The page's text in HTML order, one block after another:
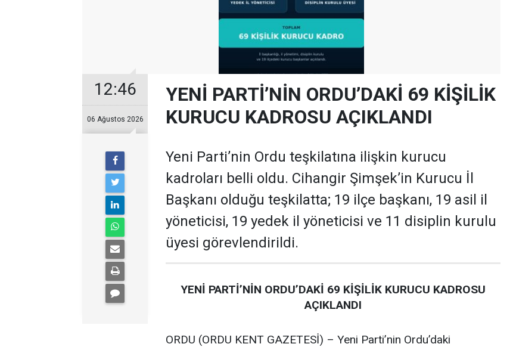
12:46
06 Ağustos 2026
YENİ PARTİ’NİN ORDU’DAKİ 69 KİŞİLİK
KURUCU KADROSU AÇIKLANDI
Yeni Parti’nin Ordu teşkilatına ilişkin kurucu
kadroları belli oldu. Cihangir Şimşek’in Kurucu İl
Başkanı olduğu teşkilatta; 19 ilçe başkanı, 19 asil il
yöneticisi, 19 yedek il yöneticisi ve 11 disiplin kurulu
üyesi görevlendirildi.
YENİ PARTİ’NİN ORDU’DAKİ 69 KİŞİLİK KURUCU KADROSU
AÇIKLANDI
ORDU (ORDU KENT GAZETESİ) – Yeni Parti’nin Ordu’daki